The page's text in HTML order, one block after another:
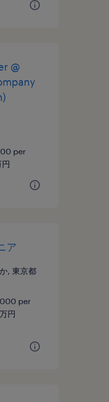
@
per
ア
, 東京都
per
円